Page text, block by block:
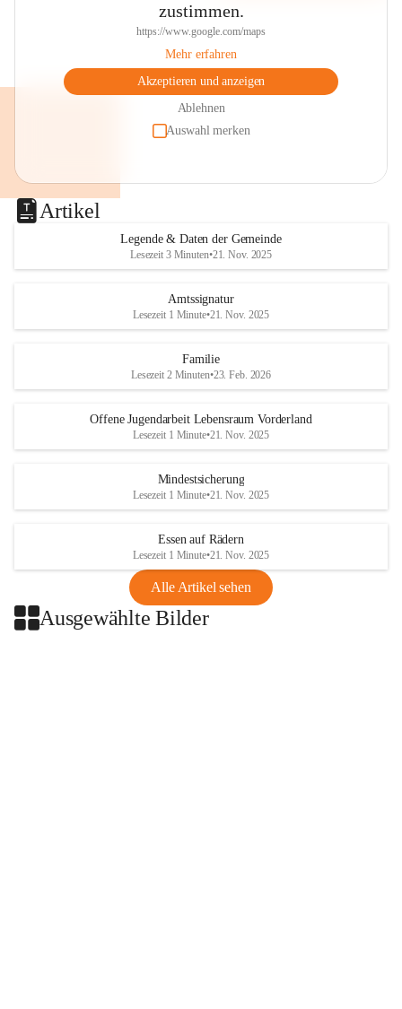
zustimmen.
https://www.google.com/maps
Mehr erfahren
Akzeptieren und anzeigen
Ablehnen
Auswahl merken
Artikel
Legende & Daten der Gemeinde
Lesezeit 3 Minuten•21. Nov. 2025
Amtssignatur
Lesezeit 1 Minute•21. Nov. 2025
Familie
Lesezeit 2 Minuten•23. Feb. 2026
Offene Jugendarbeit Lebensraum Vorderland
Lesezeit 1 Minute•21. Nov. 2025
Mindestsicherung
Lesezeit 1 Minute•21. Nov. 2025
Essen auf Rädern
Lesezeit 1 Minute•21. Nov. 2025
Alle Artikel sehen
Ausgewählte Bilder